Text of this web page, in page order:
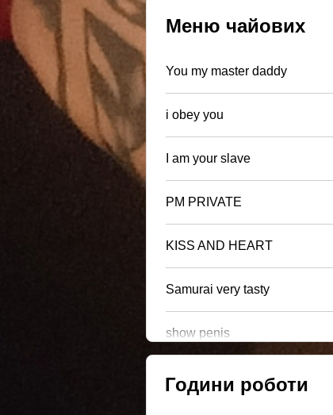
Меню чайових
You my master daddy
i obey you
I am your slave
PM PRIVATE
KISS AND HEART
Samurai very tasty
show penis
Години роботи